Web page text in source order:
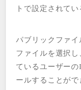
トで設定されて
パブリックファ
ファイルを選択
ているユーザー
ールすることがで